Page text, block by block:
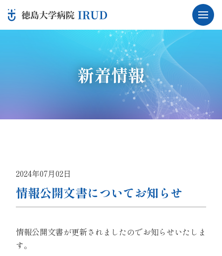
新着情報
2024年07月02日
情報公開文書についてお知らせ
情報公開文書が更新されましたのでお知らせいたしま
す。